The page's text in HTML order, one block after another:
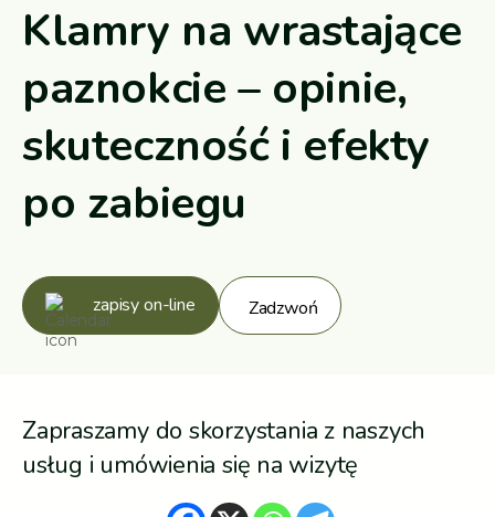
Klamry na wrastające
paznokcie – opinie,
skuteczność i efekty
po zabiegu
zapisy on-line Zadzwoń
Zapraszamy do skorzystania z naszych
usług i umówienia się na wizytę